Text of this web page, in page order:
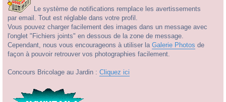
Le système de notifications remplace les avertissements
par email. Tout est réglable dans votre profil.
Vous pouvez charger facilement des images dans un message avec
l'onglet "Fichiers joints" en dessous de la zone de message.
Cependant, nous vous encourageons à utiliser la Galerie Photos de
façon à pouvoir retrouver vos photographies facilement.
Concours Bricolage au Jardin : Cliquez ici